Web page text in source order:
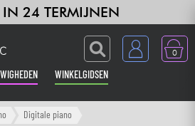
IN 24 TERMIJNEN
0
WINKELGIDSEN
Digitale piano